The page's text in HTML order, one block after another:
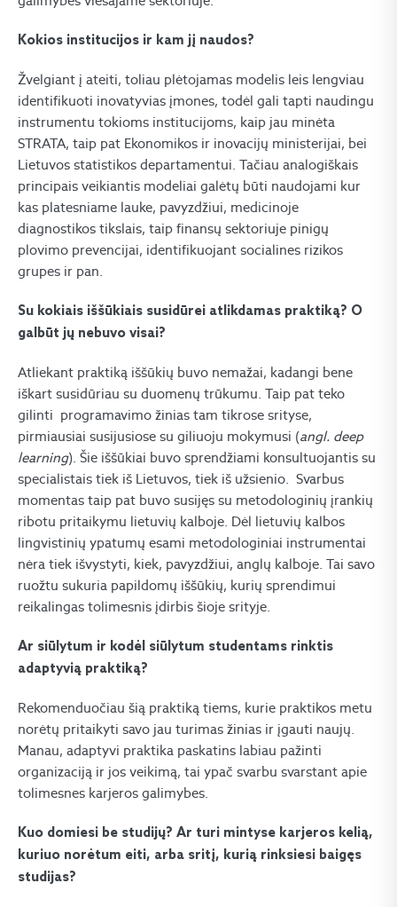
Kokios institucijos ir kam jį naudos?
Žvelgiant į ateiti, toliau plėtojamas modelis leis lengviau
identifikuoti inovatyvias įmones, todėl gali tapti naudingu
instrumentu tokioms institucijoms, kaip jau minėta
STRATA, taip pat Ekonomikos ir inovacijų ministerijai, bei
Lietuvos statistikos departamentui. Tačiau analogiškais
principais veikiantis modeliai galėtų būti naudojami kur
kas platesniame lauke, pavyzdžiui, medicinoje
diagnostikos tikslais, taip finansų sektoriuje pinigų
plovimo prevencijai, identifikuojant socialines rizikos
grupes ir pan.
Su kokiais iššūkiais susidūrei atlikdamas praktiką? O
galbūt jų nebuvo visai?
Atliekant praktiką iššūkių buvo nemažai, kadangi bene
iškart susidūriau su duomenų trūkumu. Taip pat teko
gilinti programavimo žinias tam tikrose srityse,
pirmiausiai susijusiose su giliuoju mokymusi (angl. deep
learning). Šie iššūkiai buvo sprendžiami konsultuojantis su
specialistais tiek iš Lietuvos, tiek iš užsienio. Svarbus
momentas taip pat buvo susijęs su metodologinių įrankių
ribotu pritaikymu lietuvių kalboje. Dėl lietuvių kalbos
lingvistinių ypatumų esami metodologiniai instrumentai
nėra tiek išvystyti, kiek, pavyzdžiui, anglų kalboje. Tai savo
ruožtu sukuria papildomų iššūkių, kurių sprendimui
reikalingas tolimesnis įdirbis šioje srityje.
Ar siūlytum ir kodėl siūlytum studentams rinktis
adaptyvią praktiką?
Rekomenduočiau šią praktiką tiems, kurie praktikos metu
norėtų pritaikyti savo jau turimas žinias ir įgauti naujų.
Manau, adaptyvi praktika paskatins labiau pažinti
organizaciją ir jos veikimą, tai ypač svarbu svarstant apie
tolimesnes karjeros galimybes.
Kuo domiesi be studijų? Ar turi mintyse karjeros kelią,
kuriuo norėtum eiti, arba sritį, kurią rinksiesi baigęs
studijas?